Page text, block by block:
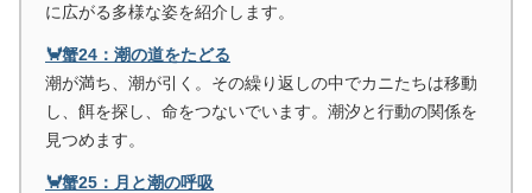
に広がる多様な姿を紹介します。
🦀蟹24：潮の道をたどる
潮が満ち、潮が引く。その繰り返しの中でカニたちは移動
し、餌を探し、命をつないでいます。潮汐と行動の関係を
見つめます。
🦀蟹25：月と潮の呼吸